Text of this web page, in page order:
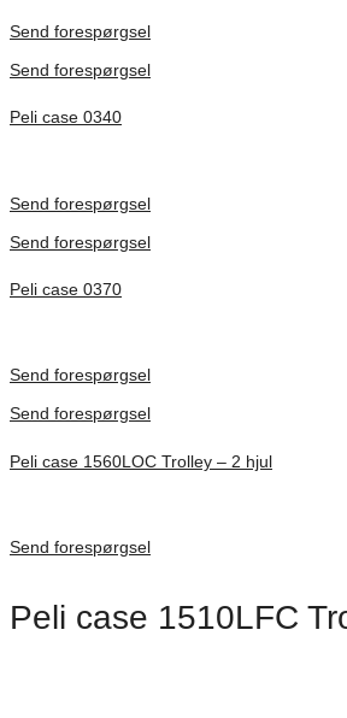
Send forespørgsel
Send forespørgsel
Peli case 0340
Send forespørgsel
Send forespørgsel
Peli case 0370
Send forespørgsel
Send forespørgsel
Peli case 1560LOC Trolley – 2 hjul
Send forespørgsel
Peli case 1510LFC